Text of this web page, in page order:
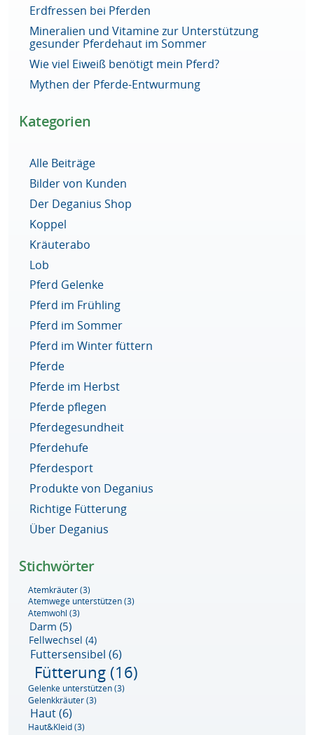
Erdfressen bei Pferden
Mineralien und Vitamine zur Unterstützung
gesunder Pferdehaut im Sommer
Wie viel Eiweiß benötigt mein Pferd?
Mythen der Pferde-Entwurmung
Kategorien
Alle Beiträge
Bilder von Kunden
Der Deganius Shop
Koppel
Kräuterabo
Lob
Pferd Gelenke
Pferd im Frühling
Pferd im Sommer
Pferd im Winter füttern
Pferde
Pferde im Herbst
Pferde pflegen
Pferdegesundheit
Pferdehufe
Pferdesport
Produkte von Deganius
Richtige Fütterung
Über Deganius
Stichwörter
Atemkräuter(3)
Atemwege unterstützen(3)
Atemwohl (3)
Darm (5)
Fellwechsel (4)
Futtersensibel (6)
Fütterung(16)
Gelenke unterstützen(3)
Gelenkkräuter(3)
Haut(6)
Haut&Kleid(3)